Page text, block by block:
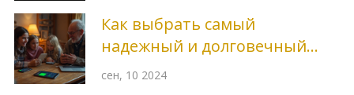
Как выбрать самый
надежный и долговечный
аккумулятор
сен, 10 2024